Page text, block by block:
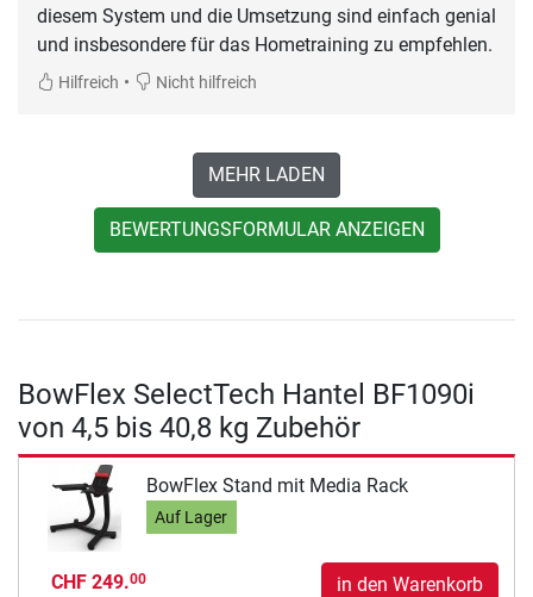
diesem System und die Umsetzung sind einfach genial
und insbesondere für das Hometraining zu empfehlen.
Hilfreich • Nicht hilfreich
MEHR LADEN
BEWERTUNGSFORMULAR ANZEIGEN
BowFlex SelectTech Hantel BF1090i
von 4,5 bis 40,8 kg Zubehör
BowFlex Stand mit Media Rack
Auf Lager
CHF 249.00 in den Warenkorb